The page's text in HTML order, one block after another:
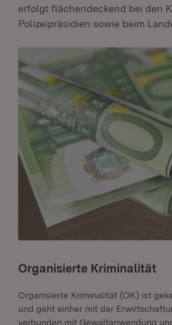
erfolgt flächendeckend bei den
Polizeipräsidien sowie beim
Organisierte Kriminalität
Organisierte Kriminalität (OK) ist
und geht einher mit der
verbunden mit Gewaltanwendung